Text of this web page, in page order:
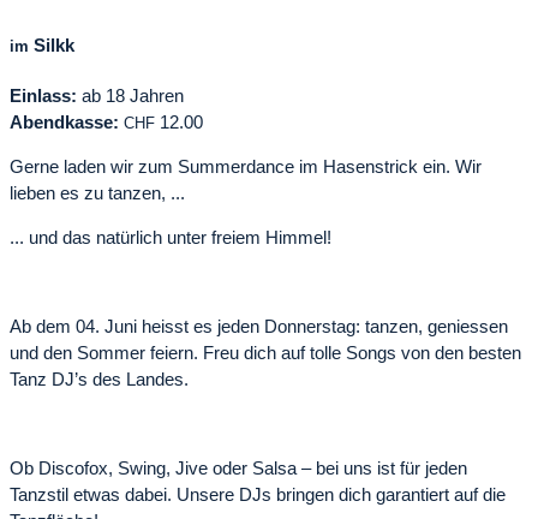
im Silkk
Einlass: ab 18 Jahren
Abendkasse: CHF 12.00
Gerne laden wir zum Summerdance im Hasenstrick ein. Wir
lieben es zu tanzen, ...
... und das natürlich unter freiem Himmel!
Ab dem 04. Juni heisst es jeden Donnerstag: tanzen, geniessen
und den Sommer feiern. Freu dich auf tolle Songs von den besten
Tanz DJ’s des Landes.
Ob Discofox, Swing, Jive oder Salsa – bei uns ist für jeden
Tanzstil etwas dabei. Unsere DJs bringen dich garantiert auf die